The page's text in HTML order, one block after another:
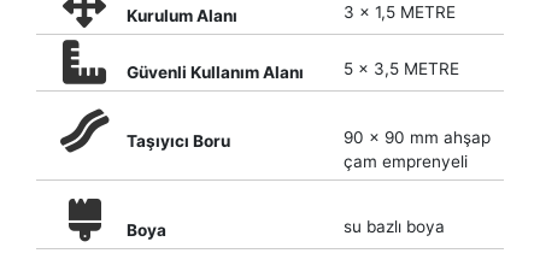
Kurulum Alanı 3 x 1,5 METRE
Güvenli Kullanım Alanı 5 x 3,5 METRE
Taşıyıcı Boru
90 x 90 mm ahşap
çam emprenyeli
Boya su bazlı boya